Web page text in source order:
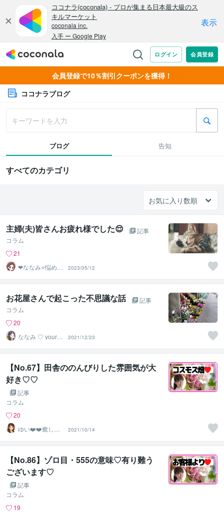
会員登録で10％割引クーポンを獲得！
ココナラブログ
ブログ 告知
すべてのカテゴリ
主婦(夫)皆さんお疲れ様でした😌
記事
コラム
21
❤ななみ⭐悩める
あなたの1番の味
方❤
2023/05/12
お花屋さんで起こった不思議な話
記事
コラム
20
ななみ ♡ your h
eart 恋占い
2021/12/23
【No.67】田舎ののんびりした雰囲気が大
好き♡♡
記事
コラム
20
ゆい❤️❤️癒しの
心友
2021/10/14
【No.86】ゾロ目・555の意味♡有り難う
ございます♡
記事
コラム
19